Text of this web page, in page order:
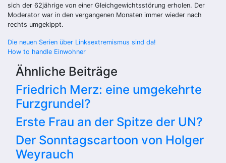
sich der 62jährige von einer Gleichgewichtsstörung erholen. Der
Moderator war in den vergangenen Monaten immer wieder nach
rechts umgekippt.
Beitragsnavigation
Die neuen Serien über Linksextremismus sind da!
How to handle Einwohner
Ähnliche Beiträge
Friedrich Merz: eine umgekehrte
Furzgrundel?
Erste Frau an der Spitze der UN?
Der Sonntagscartoon von Holger
Weyrauch